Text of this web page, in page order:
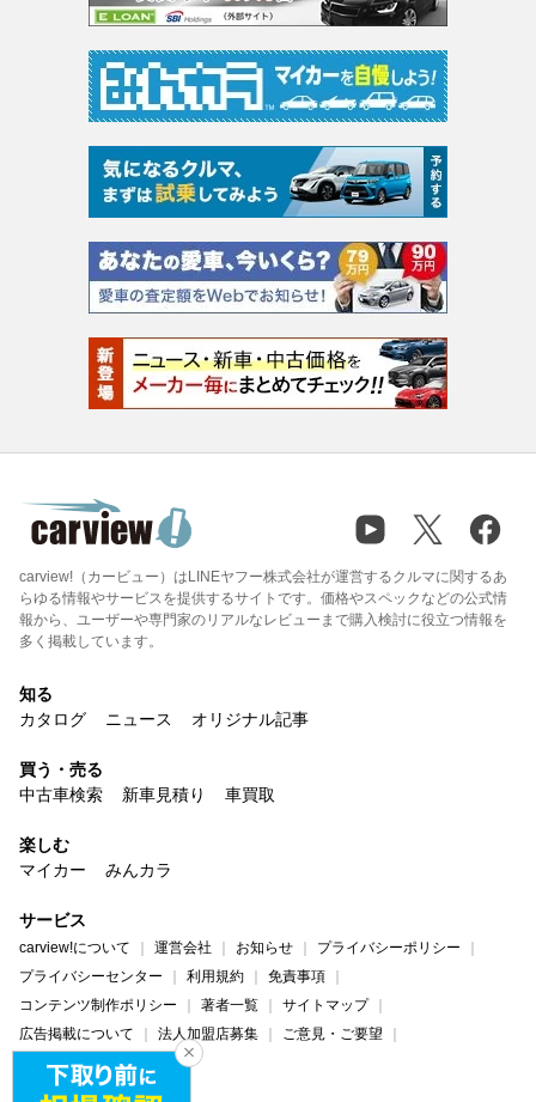
carview!（カービュー）はLINEヤフー株式会社が運営するクルマに関するあ
らゆる情報やサービスを提供するサイトです。価格やスペックなどの公式情
報から、ユーザーや専門家のリアルなレビューまで購入検討に役立つ情報を
多く掲載しています。
知る
カタログ
ニュース オリジナル記事
買う・売る
中古車検索
新車見積り 車買取
楽しむ
マイカー
みんカラ
サービス
carview!について 運営会社 お知らせ
プライバシーポリシー
プライバシーセンター
利用規約
免責事項
コンテンツ制作ポリシー
著者一覧
サイトマップ
広告掲載について
法人加盟店募集
ご意見・ご要望
ヘルプ・お問い合わせ